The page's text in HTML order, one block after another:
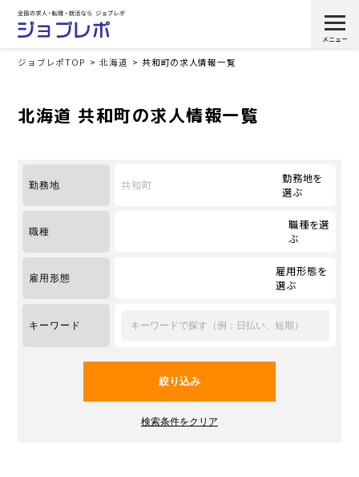
ジョブレポTOP 北海道 共和町の求人情報一覧
北海道 共和町の求人情報一覧
勤務地 共和町
勤務地を
選ぶ
職種
職種を選
ぶ
雇用形態
雇用形態を
選ぶ
キーワード